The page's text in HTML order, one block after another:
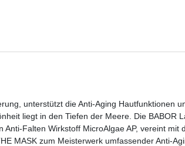
unterstützt die Anti-Aging Hautfunktionen
liegt in den Tiefen der Meere. Die BABOR
Falten Wirkstoff MicroAlgae AP, vereint mit
MASK zum Meisterwerk umfassender Anti-